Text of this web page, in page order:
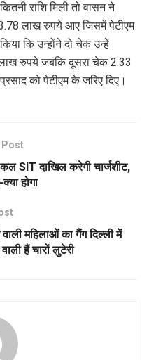
राशि मिली तो वासन ने
लाख रुपये आए जिसमें पेटीएम
कि उन्होंने दो चेक उन्हें
रुपये जबकि दूसरा चेक 2.33
को पेटीएम के जरिए दिए।
Post
SIT दाखिल करेगी चार्जशीट,
होगा
महिलाओं का गैंग दिल्ली में
हैं चारों लुटेरी